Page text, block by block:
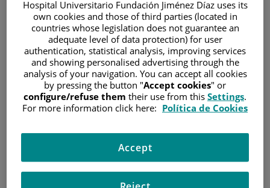
Ivan Prieto Potin
Ivan Prieto Potin
TITULACIÓN
Licenciado en Biología
en Universidad Autónoma
de Madrid (UAM), 2006
Máster en Biología
Hospital Universitario Fundación Jiménez Díaz uses its
own cookies and those of third parties (located in
countries whose legislation does not guarantee an
adequate level of data protection) for user
authentication, statistical analysis, improving services
and showing personalised advertising through the
analysis of your navigation. You can accept all cookies
by pressing the button "Accept cookies" or
configure/refuse them their use from this Settings.
For more information click here: Política de Cookies
Accept